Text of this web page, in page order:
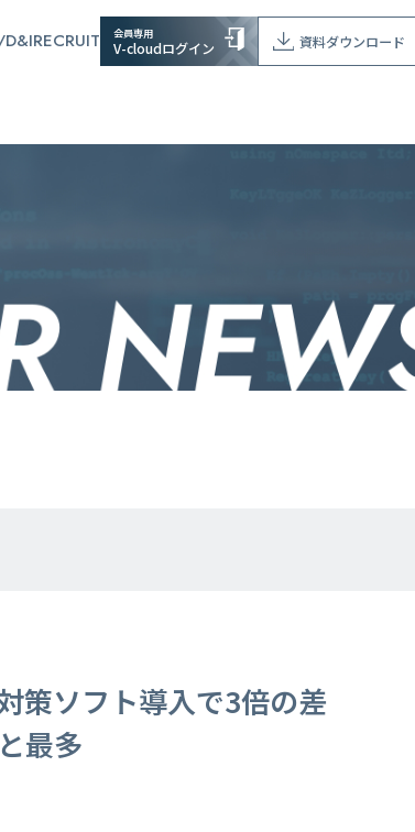
RECRUIT 会員専用
V-cloudログイン 資料ダウンロード
策ソフト導入で3倍の差
最多